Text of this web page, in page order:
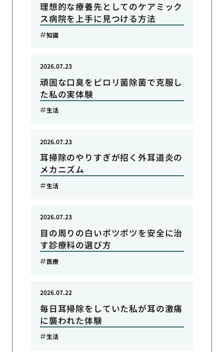
理想的な療養先としてのケアミック
ス病院を上手に見つける方法
知識
頑固な口臭をピロリ菌除菌で克服し
た私の実体験
2026.07.23
生活
耳掃除のやりすぎが招く外耳道炎の
メカニズム
2026.07.23
生活
目の周りの白いポツポツを安全に治
す診療科の選び方
2026.07.23
医療
毎日耳掃除をしていた私が耳の激痛
に襲われた体験
2026.07.22
生活